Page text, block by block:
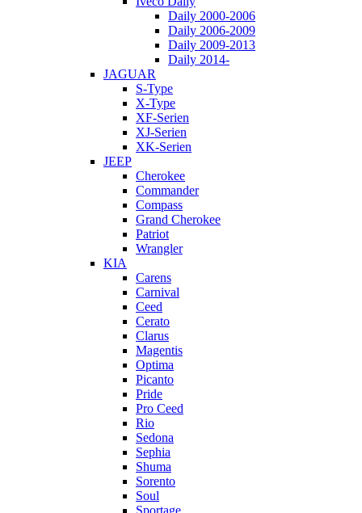
Daily 2000-2006
Daily 2006-2009
Daily 2009-2013
Daily 2014-
JAGUAR
S-Type
X-Type
XF-Serien
XJ-Serien
XK-Serien
JEEP
Cherokee
Commander
Compass
Grand Cherokee
Patriot
Wrangler
KIA
Carens
Carnival
Ceed
Cerato
Clarus
Magentis
Optima
Picanto
Pride
Pro Ceed
Rio
Sedona
Sephia
Shuma
Sorento
Soul
Sportage